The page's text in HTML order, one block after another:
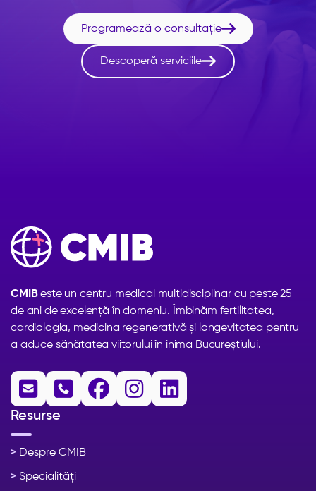
Programează o consultație
Descoperă serviciile
CMIBeste un centru medical multidisciplinar cu peste 25
de ani de excelență în domeniu. Îmbinăm fertilitatea,
cardiologia, medicina regenerativă și longevitatea pentru
a aduce sănătatea viitorului în inima Bucureștiului.
    
Resurse
> Despre CMIB
> Specialități